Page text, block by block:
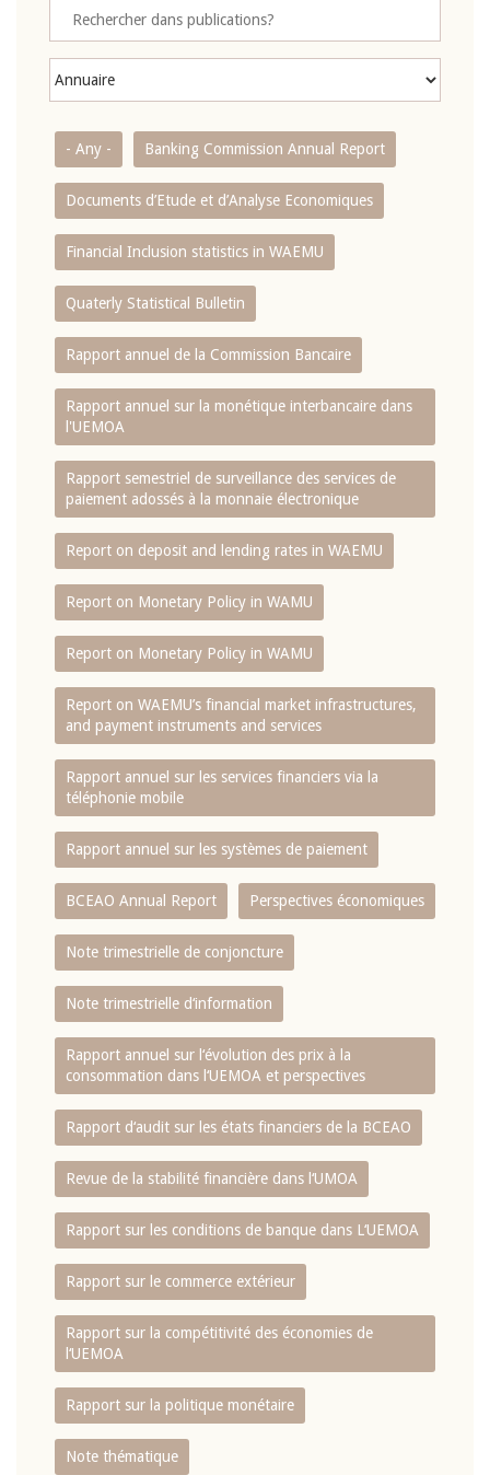
- Any - Banking Commission Annual Report
Documents d’Etude et d’Analyse Economiques
Financial Inclusion statistics in WAEMU
Quaterly Statistical Bulletin
Rapport annuel de la Commission Bancaire
Rapport annuel sur la monétique interbancaire dans
l'UEMOA
Rapport semestriel de surveillance des services de
paiement adossés à la monnaie électronique
Report on deposit and lending rates in WAEMU
Report on Monetary Policy in WAMU
Report on Monetary Policy in WAMU
Report on WAEMU’s financial market infrastructures,
and payment instruments and services
Rapport annuel sur les services financiers via la
téléphonie mobile
Rapport annuel sur les systèmes de paiement
BCEAO Annual Report Perspectives économiques
Note trimestrielle de conjoncture
Note trimestrielle d‘information
Rapport annuel sur l‘évolution des prix à la
consommation dans l‘UEMOA et perspectives
Rapport d‘audit sur les états financiers de la BCEAO
Revue de la stabilité financière dans l‘UMOA
Rapport sur les conditions de banque dans L‘UEMOA
Rapport sur le commerce extérieur
Rapport sur la compétitivité des économies de
l‘UEMOA
Rapport sur la politique monétaire
Note thématique